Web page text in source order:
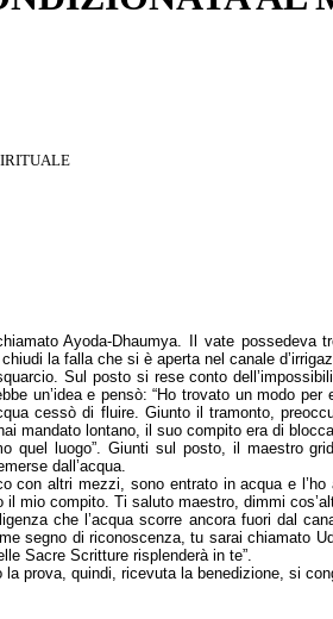
Ayoda-Dhaumya. Il vate possedeva
la falla che si è aperta nel canale
Sul posto si rese conto
un’idea e pensò: “Ho trovato un modo
cessò di fluire. Giunto il tramonto,
mandato lontano, il suo compito era di
quel luogo”. Giunti sul posto, il maestro
dall’acqua.
con altri mezzi, sono entrato in acqua e
mio compito. Ti saluto maestro, dimmi
che l’acqua scorre ancora fuori dal
segno di riconoscenza, tu sarai chiamato
Sacre Scritture risplenderà in te”.
prova, quindi, ricevuta la benedizione, si